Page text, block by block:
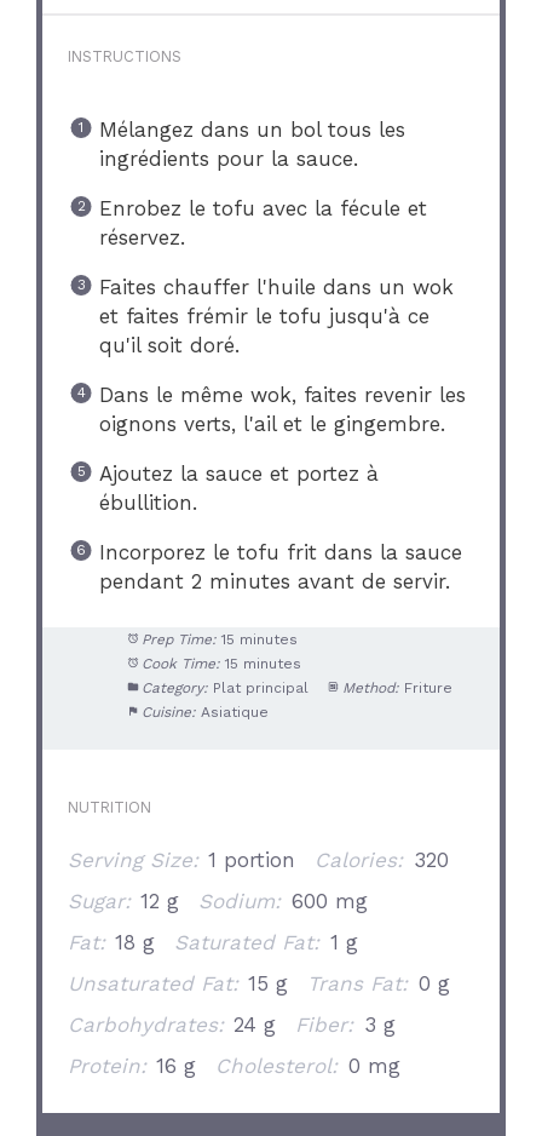
INSTRUCTIONS
Mélangez dans un bol tous les
ingrédients pour la sauce.
Enrobez le tofu avec la fécule et
réservez.
Faites chauffer l'huile dans un wok
et faites frémir le tofu jusqu'à ce
qu'il soit doré.
Dans le même wok, faites revenir les
oignons verts, l'ail et le gingembre.
Ajoutez la sauce et portez à
ébullition.
Incorporez le tofu frit dans la sauce
pendant 2 minutes avant de servir.
Prep Time: 15 minutes
Cook Time: 15 minutes
Category: Plat principal Method: Friture
Cuisine: Asiatique
NUTRITION
Serving Size: 1 portion Calories: 320
Sugar: 12 g Sodium: 600 mg
Fat: 18 g Saturated Fat: 1 g
Unsaturated Fat: 15 g Trans Fat: 0 g
Carbohydrates: 24 g Fiber: 3 g
Protein: 16 g Cholesterol: 0 mg